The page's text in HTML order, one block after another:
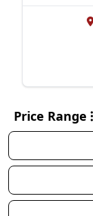
Price Range